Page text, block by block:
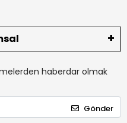
haberdar olmak
Gönder